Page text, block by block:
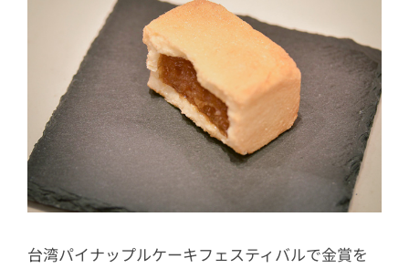
台湾パイナップルケーキフェスティバルで金賞を